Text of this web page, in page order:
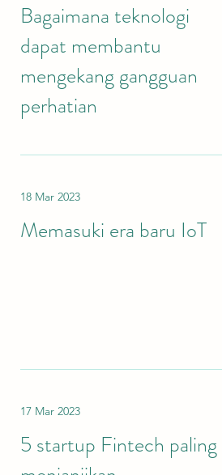
Bagaimana teknologi
dapat membantu
mengekang gangguan
perhatian
18 Mar 2023
Memasuki era baru IoT
17 Mar 2023
5 startup Fintech paling